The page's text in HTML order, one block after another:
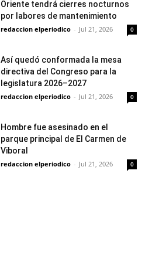
Oriente tendrá cierres nocturnos
por labores de mantenimiento
redaccion elperiodico - Jul 21, 2026 0
Así quedó conformada la mesa
directiva del Congreso para la
legislatura 2026–2027
redaccion elperiodico - Jul 21, 2026 0
Hombre fue asesinado en el
parque principal de El Carmen de
Viboral
redaccion elperiodico - Jul 21, 2026 0